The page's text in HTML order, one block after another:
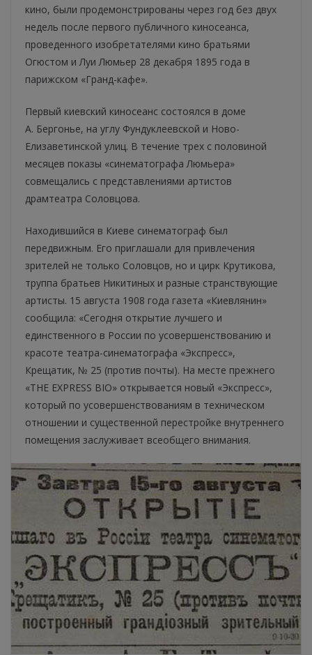
кино, были продемонстрированы через год без двух
недель после первого публичного киносеанса,
проведенного изобретателями кино братьями
Огюстом и Луи Люмьер 28 декабря 1895 года в
парижском «Гранд-кафе».
Первый киевский киносеанс состоялся в доме
А. Бергонье, на углу Фундуклеевской и Ново-
Елизаветинской улиц. В течение трех с половиной
месяцев показы «синематографа Люмьера»
совмещались с представлениями артистов
драмтеатра Соловцова.
Находившийся в Киеве синематограф был
передвижным. Его приглашали для привлечения
зрителей не только Соловцов, но и цирк Крутикова,
труппа братьев Никитиных и разные странствующие
артисты. 15 августа 1908 года газета «Киевлянин»
сообщила: «Сегодня открытие лучшего и
единственного в России по усовершенствованию и
красоте театра-синематографа «Экспресс»,
Крещатик, № 25 (против почты). На месте прежнего
«THE EXPRESS BIO» открывается новый «Экспресс»,
который по усовершенствованиям в техническом
отношении и существенной перестройке внутреннего
помещения заслуживает всеобщего внимания.